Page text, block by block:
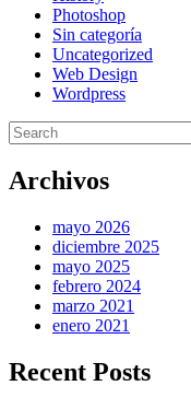
Photoshop
Sin categoría
Uncategorized
Web Design
Wordpress
Archivos
mayo 2026
diciembre 2025
mayo 2025
febrero 2024
marzo 2021
enero 2021
Recent Posts